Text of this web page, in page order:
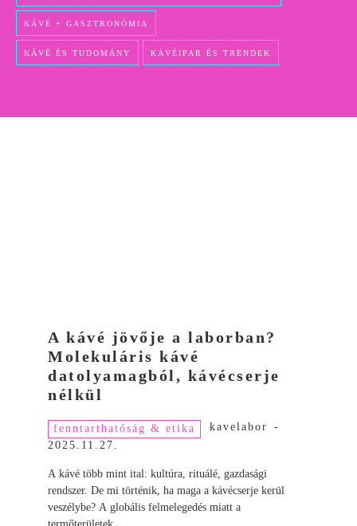
KÁVÉ + GASZTRONÓMIA
KÁVÉ ÉS TUDOMÁNY KÁVÉIPAR ÉS TRENDEK
A kávé jövője a laborban?
Molekuláris kávé
datolyamagból, kávécserje
nélkül
fenntarthatóság & etika kavelabor
-
2025.11.27.
A kávé több mint ital: kultúra, rituálé, gazdasági
rendszer. De mi történik, ha maga a kávécserje kerül
veszélybe? A globális felmelegedés miatt a